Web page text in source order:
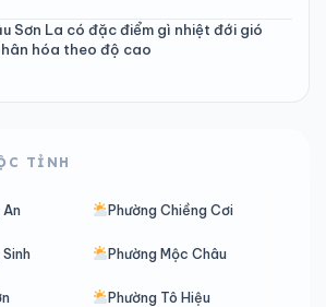
Sơn La có đặc điểm gì nhiệt đới gió
hóa theo độ cao
TỈNH
An Phường Chiềng Cơi
Phường Mộc Châu
Phường Tô Hiệu